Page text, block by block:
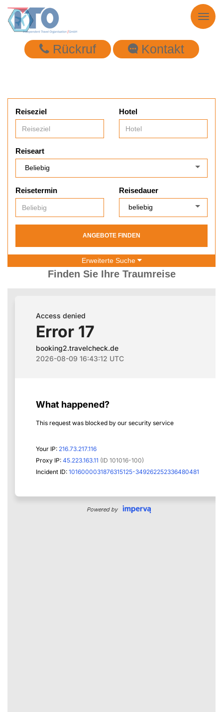
Toggle
Rückruf Kontakt
Reiseziel Hotel
Reiseart
Reisetermin Reisedauer
ANGEBOTE FINDEN
Erweiterte Suche
Finden Sie Ihre Traumreise